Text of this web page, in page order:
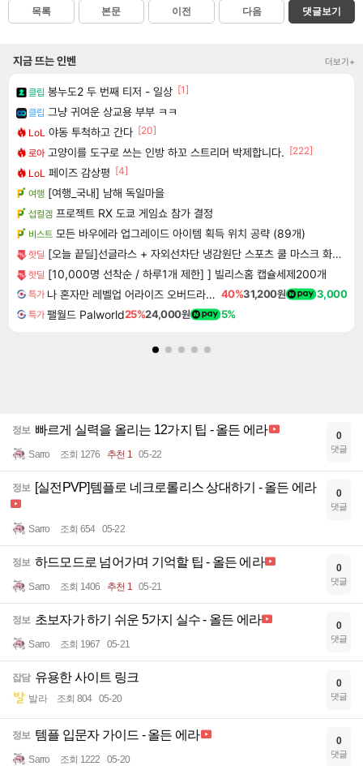
목록 본문 이전 다음 댓글보기
지금 뜨는 인벤 더보기+
클립 봉누도2 두 번째 티저 - 일상 [1]
클립 그냥 귀여운 상교용 부부 ㅋㅋ
LoL 야동 투척하고 간다 [20]
로아 고양이를 도구로 쓰는 인방 하꼬 스트리머 박제합니다. [222]
LoL 페이즈 감상평 [4]
여행 [여행_국내] 남해 독일마을
섭컬겜 프로젝트 RX 도쿄 게임쇼 참가 결정
비스트 모든 바우에라 업그레이드 아이템 획득 위치 공략 (89개)
핫딜 [오늘 끝딜]선글라스 + 자외선차단 냉감원단 스포츠 쿨 마스크 화이트 1매입
핫딜 [10,000명 선착순 / 하루1개 제한] ] 빌리스홈 캡슐세제200개
특가 나 혼자만 레벨업 어라이즈 오버드라이브 디럭스 에디션 Solo Leveling Arise Overdrive Deluxe Edition 40%31,200원 3,000
특가 팰월드 Palworld25%24,000원 5%
정보 빠르게 실력을 올리는 12가지 팁 - 올든 에라
Sarro 조회 1276 추천 1 05-22
0
댓글
정보 [실전PVP]템플로 네크로롤리스 상대하기 - 올든 에라
Sarro 조회 654 05-22
0
댓글
정보 하드모드로 넘어가며 기억할 팁 - 올든 에라
Sarro 조회 1406 추천 1 05-21
0
댓글
정보 초보자가 하기 쉬운 5가지 실수 - 올든 에라
Sarro 조회 1967 05-21
0
댓글
잡담 유용한 사이트 링크
발라 조회 804 05-20
0
댓글
정보 템플 입문자 가이드 - 올든 에라
Sarro 조회 1222 05-20
0
댓글